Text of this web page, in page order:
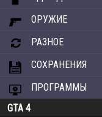
ОРУЖИЕ
РАЗНОЕ
СОХРАНЕНИЯ
ПРОГРАММЫ
GTA 4